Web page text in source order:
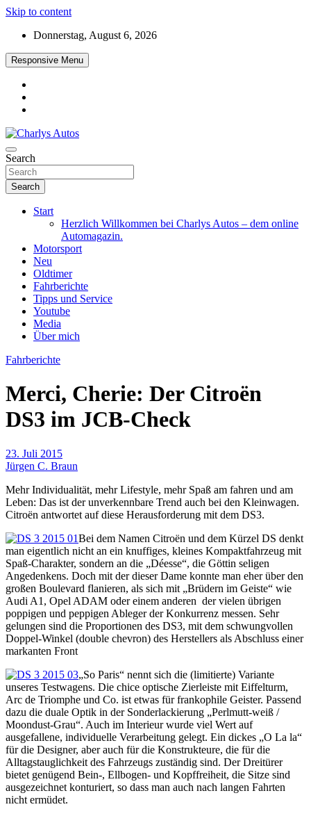
Skip to content
Donnerstag, August 6, 2026
Responsive Menu
Charlys Autos
Das neue Automagazin – global. regional. informativ. interaktiv
Search
Search
Start
Herzlich Willkommen bei Charlys Autos – dem online
Automagazin.
Motorsport
Neu
Oldtimer
Fahrberichte
Tipps und Service
Youtube
Media
Über mich
Fahrberichte
Merci, Cherie: Der Citroën
DS3 im JCB-Check
23. Juli 2015
Jürgen C. Braun
Mehr Individualität, mehr Lifestyle, mehr Spaß am fahren und am
Leben: Das ist der unverkennbare Trend auch bei den Kleinwagen.
Citroën antwortet auf diese Herausforderung mit dem DS3.
Bei dem Namen Citroën und dem Kürzel DS denkt
man eigentlich nicht an ein knuffiges, kleines Kompaktfahrzeug mit
Spaß-Charakter, sondern an die „Déesse“, die Göttin seligen
Angedenkens. Doch mit der dieser Dame konnte man eher über den
großen Boulevard flanieren, als sich mit „Brüdern im Geiste“ wie
Audi A1, Opel ADAM oder einem anderen der vielen übrigen
poppigen und peppigen Ableger der Konkurrenz messen. Sehr
gelungen sind die Proportionen des DS3, mit dem schwungvollen
Doppel-Winkel (double chevron) des Herstellers als Abschluss einer
markanten Front
„So Paris“ nennt sich die (limitierte) Variante
unseres Testwagens. Die chice optische Zierleiste mit Eiffelturm,
Arc de Triomphe und Co. ist etwas für frankophile Geister. Passend
dazu die duale Optik in der Sonderlackierung „Perlmutt-weiß /
Moondust-Grau“. Auch im Interieur wurde viel Wert auf
ausgefallene, individuelle Verarbeitung gelegt. Ein dickes „O La la“
für die Designer, aber auch für die Konstrukteure, die für die
Alltagstauglichkeit des Fahrzeugs zuständig sind. Der Dreitürer
bietet genügend Bein-, Ellbogen- und Kopffreiheit, die Sitze sind
ausgezeichnet konturiert, so dass man auch nach langen Fahrten
nicht ermüdet.